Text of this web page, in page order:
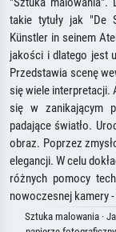
takie tytuły jak "De
Künstler in seinem
jakości i dlatego jest
Przedstawia scenę
się wiele interpretacji.
się w zanikającym
padające światło.
obraz. Poprzez
elegancji. W celu
różnych pomocy
nowoczesnej kamery
Sztuka malowania ·